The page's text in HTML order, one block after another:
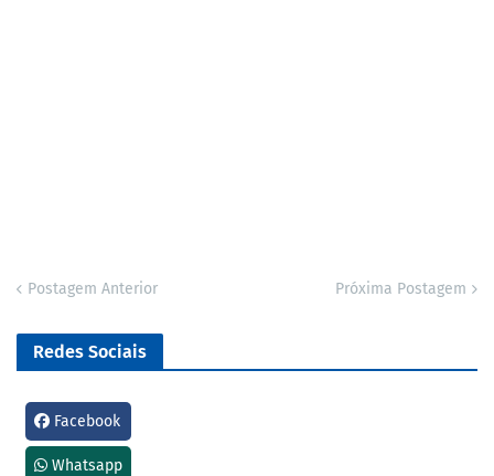
Postagem Anterior Próxima Postagem
Redes Sociais
Facebook
Whatsapp